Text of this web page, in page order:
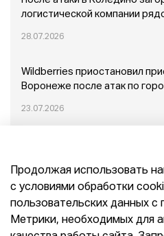
логистической компании
28.07.2026
Wildberries приостановил
Воронеже после атак по
23.07.2026
Конец эпохи
Mr.Doors Максима Валецкого
Продолжая использовать
с условиями обработки
пользовательских данных
Метрики, необходимых для